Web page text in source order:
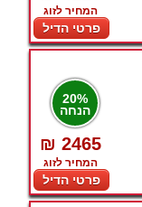
המחיר לזוג
פרטי הדיל
20%
הנחה
₪ 2465
המחיר לזוג
פרטי הדיל